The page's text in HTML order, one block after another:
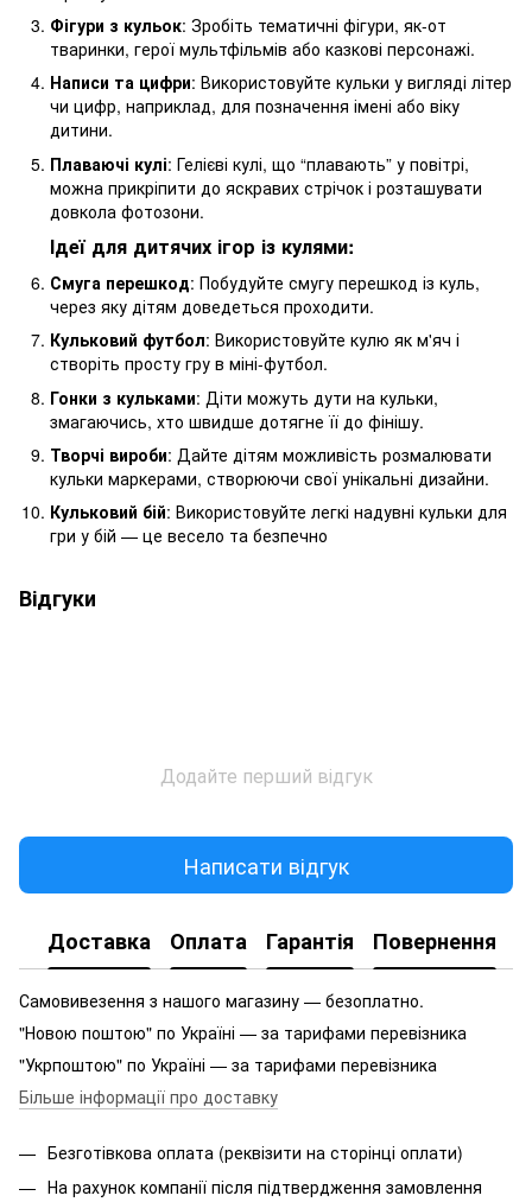
Фігури з кульок: Зробіть тематичні фігури, як-от
тваринки, герої мультфільмів або казкові персонажі.
Написи та цифри: Використовуйте кульки у вигляді літер
чи цифр, наприклад, для позначення імені або віку
дитини.
Плаваючі кулі: Гелієві кулі, що “плавають” у повітрі,
можна прикріпити до яскравих стрічок і розташувати
довкола фотозони.
Ідеї для дитячих ігор із кулями:
Смуга перешкод: Побудуйте смугу перешкод із куль,
через яку дітям доведеться проходити.
Кульковий футбол: Використовуйте кулю як м'яч і
створіть просту гру в міні-футбол.
Гонки з кульками: Діти можуть дути на кульки,
змагаючись, хто швидше дотягне її до фінішу.
Творчі вироби: Дайте дітям можливість розмалювати
кульки маркерами, створюючи свої унікальні дизайни.
Кульковий бій: Використовуйте легкі надувні кульки для
гри у бій — це весело та безпечно
Відгуки
Додайте перший відгук
Написати відгук
Доставка Оплата Гарантія Повернення
Самовивезення з нашого магазину — безоплатно.
"Новою поштою" по Україні — за тарифами перевізника
"Укрпоштою" по Україні — за тарифами перевізника
Більше інформації про доставку
Безготівкова оплата (реквізити на сторінці оплати)
На рахунок компанії після підтвердження замовлення